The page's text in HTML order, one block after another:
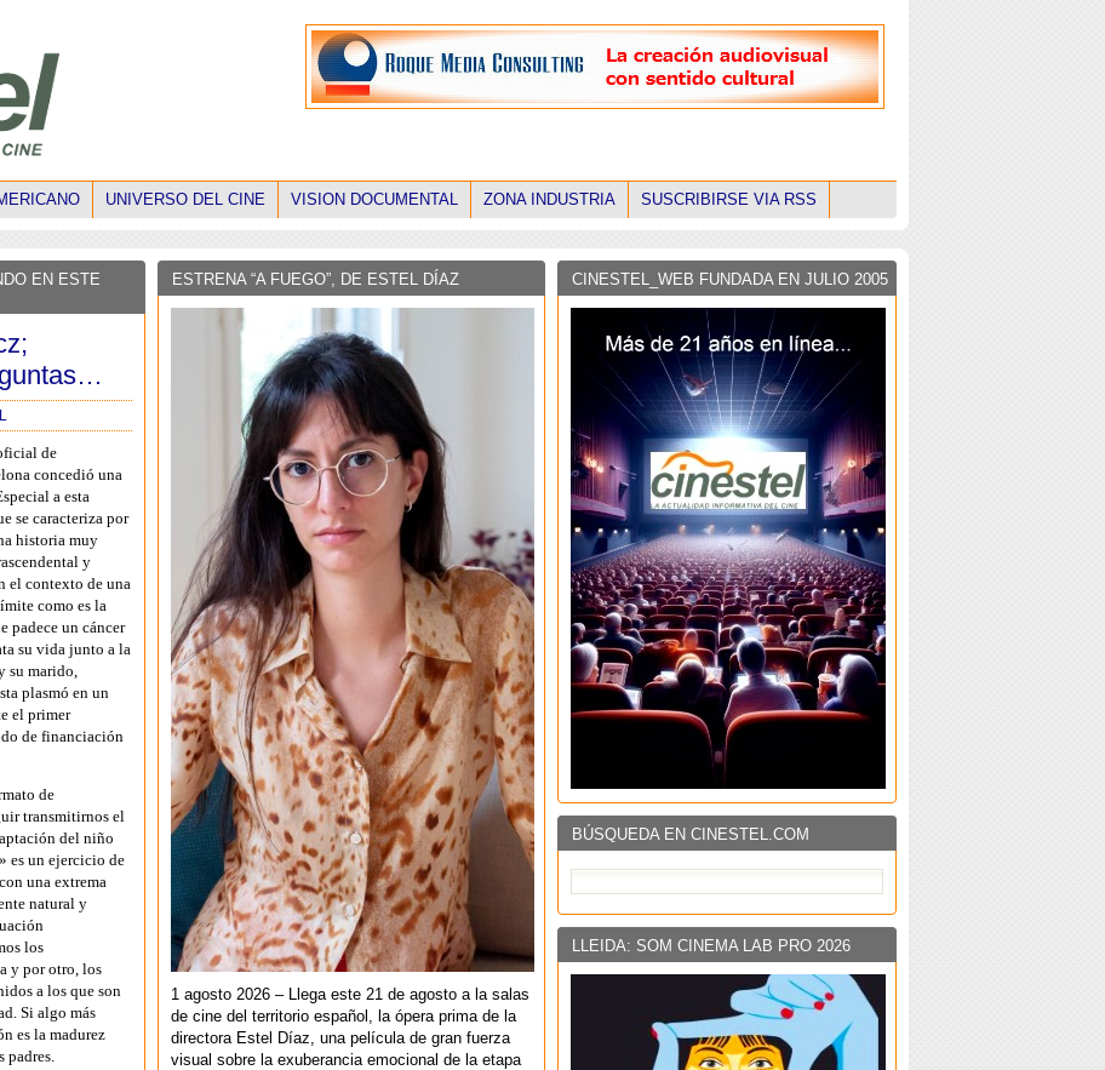
UNIVERSO DEL CINE VISION DOCUMENTAL ZONA INDUSTRIA SUSCRIBIRSE VIA RSS
EN ESTE
de
concedió una
a esta
se caracteriza por
historia muy
y
el contexto de una
como es la
padece un cáncer
su vida junto a la
su marido,
plasmó en un
el primer
de financiación
de
transmitirnos el
del niño
es un ejercicio de
una extrema
natural y
los
y por otro, los
a los que son
Si algo más
es la madurez
padres.
CINESTEL_WEB FUNDADA EN JULIO 2005
BÚSQUEDA EN CINESTEL.COM
LLEIDA: SOM CINEMA LAB PRO 2026
ESTRENA “A FUEGO”, DE ESTEL DÍAZ
1 agosto 2026 – Llega este 21 de agosto a la salas
de cine del territorio español, la ópera prima de la
directora Estel Díaz, una película de gran fuerza
visual sobre la exuberancia emocional de la etapa